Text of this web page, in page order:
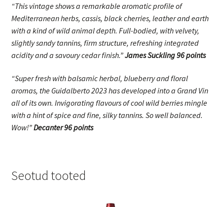
“This vintage shows a remarkable aromatic profile of
Mediterranean herbs, cassis, black cherries, leather and earth
with a kind of wild animal depth. Full-bodied, with velvety,
slightly sandy tannins, firm structure, refreshing integrated
acidity and a savoury cedar finish.”James Suckling 96 points
“Super fresh with balsamic herbal, blueberry and floral
aromas, the Guidalberto 2023 has developed into a Grand Vin
all of its own. Invigorating flavours of cool wild berries mingle
with a hint of spice and fine, silky tannins. So well balanced.
Wow!”Decanter 96 points
Seotud tooted